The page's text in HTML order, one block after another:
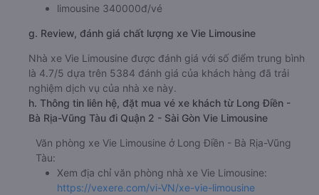
limousine 340000đ/vé
g. Review, đánh giá chất lượng xe Vie Limousine
Nhà xe Vie Limousine được đánh giá với số điểm trung bình
là 4.7/5 dựa trên 5384 đánh giá của khách hàng đã trải
nghiệm dịch vụ của nhà xe này.
h. Thông tin liên hệ, đặt mua vé xe khách từ Long Điền -
Bà Rịa-Vũng Tàu đi Quận 2 - Sài Gòn Vie Limousine
Văn phòng xe Vie Limousine ở Long Điền - Bà Rịa-Vũng
Tàu:
Xem địa chỉ văn phòng nhà xe Vie Limousine:
https://vexere.com/vi-VN/xe-vie-limousine